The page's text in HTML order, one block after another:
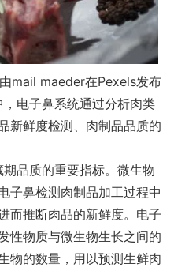
mail maeder在Pexels发布
子鼻系统通过分析肉类
新鲜度检测、肉制品品质的
质的重要指标。微生物
子鼻检测肉制品加工过程中
而推断肉品的新鲜度。电子
性物质与微生物生长之间的
物的数量，用以预测生鲜肉